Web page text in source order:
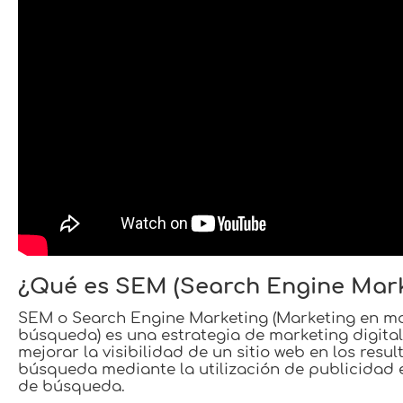
¿Qué es SEM (Search Engine
SEM o Search Engine Marketing (Marketing en
búsqueda) es una estrategia de marketing
mejorar la visibilidad de un sitio web en los
búsqueda mediante la utilización de publicidad
de búsqueda.